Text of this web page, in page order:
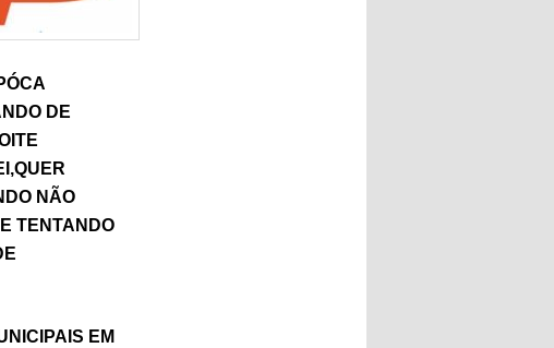
DE
NÃO
TENTANDO
EM